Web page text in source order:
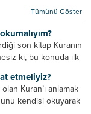
kurtulur....
Tümünü Göster
son kitap Kuranın
ki, bu konuda ilk
soruyor. O da
“Biz sana...
etmeliyiz?
Kuran’ı anlamak
kendisi okuyarak